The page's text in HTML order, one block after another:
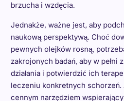
brzucha i wzdęcia.
Jednakże, ważne jest, aby
naukową perspektywą. Choć
pewnych olejków rosną,
zakrojonych badań, aby w pełni
działania i potwierdzić ich
leczeniu konkretnych schorzeń.
cennym narzędziem